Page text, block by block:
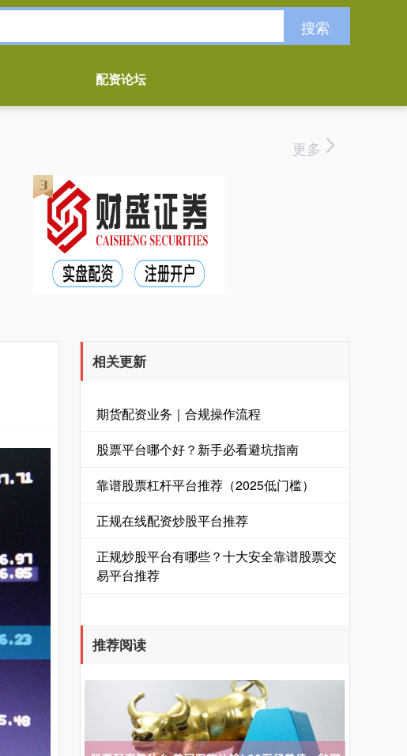
搜索
配资论坛
更多
相关更新
期货配资业务｜合规操作流程
股票平台哪个好？新手必看避坑指南
靠谱股票杠杆平台推荐（2025低门槛）
正规在线配资炒股平台推荐
正规炒股平台有哪些？十大安全靠谱股票交
易平台推荐
推荐阅读